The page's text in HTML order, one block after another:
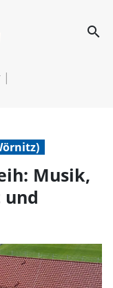
feiert search
Musik,
und